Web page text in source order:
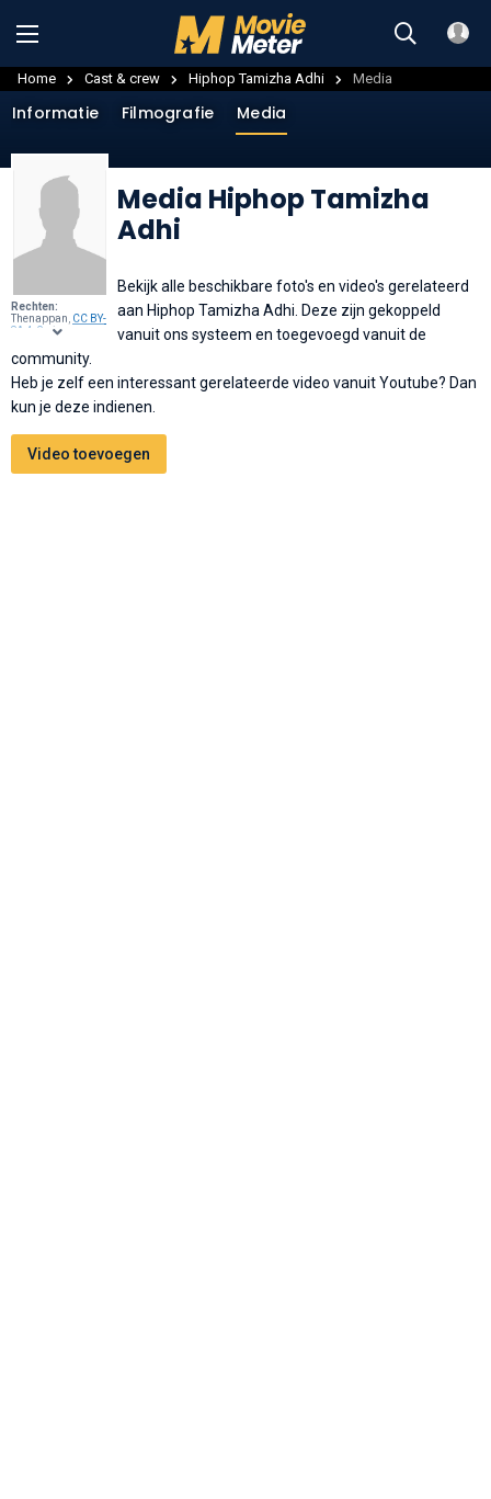
Home Cast & crew Hiphop Tamizha Adhi Media
Rechten:
Thenappan, CC BY-
SA 4.0 , via
Commons.
Media Hiphop Tamizha
Adhi
Informatie Filmografie Media
Bekijk alle beschikbare foto's en video's gerelateerd
aan Hiphop Tamizha Adhi. Deze zijn gekoppeld
vanuit ons systeem en toegevoegd vanuit de
community.
Heb je zelf een interessant gerelateerde video vanuit Youtube? Dan
kun je deze indienen.
Video toevoegen